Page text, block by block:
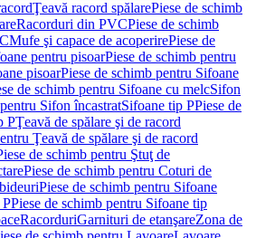
Ţeavă racord spălarePiese de schimb
Racorduri din PVCPiese de schimb
Mufe şi capace de acoperirePiese de
pentru pisoarPiese de schimb pentru
pisoarPiese de schimb pentru Sifoane
de schimb pentru Sifoane cu melcSifon
Sifon încastratSifoane tip PPiese de
PŢeavă de spălare şi de racord
Ţeavă de spălare şi de racord
de schimb pentru Ştuţ de
Piese de schimb pentru Coturi de
Piese de schimb pentru Sifoane
Piese de schimb pentru Sifoane tip
RacorduriGarnituri de etanşareZona de